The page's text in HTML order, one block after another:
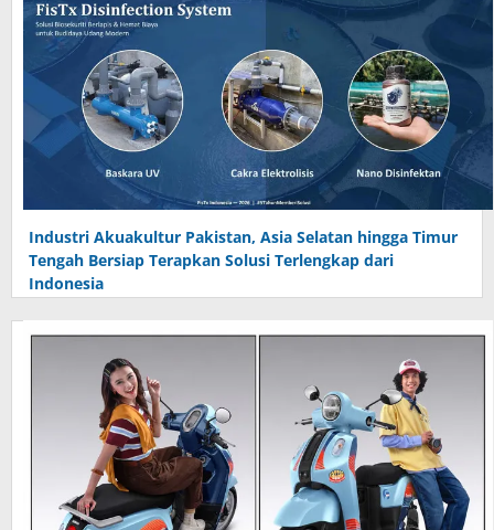
Industri Akuakultur Pakistan, Asia Selatan hingga Timur
Tengah Bersiap Terapkan Solusi Terlengkap dari
Indonesia